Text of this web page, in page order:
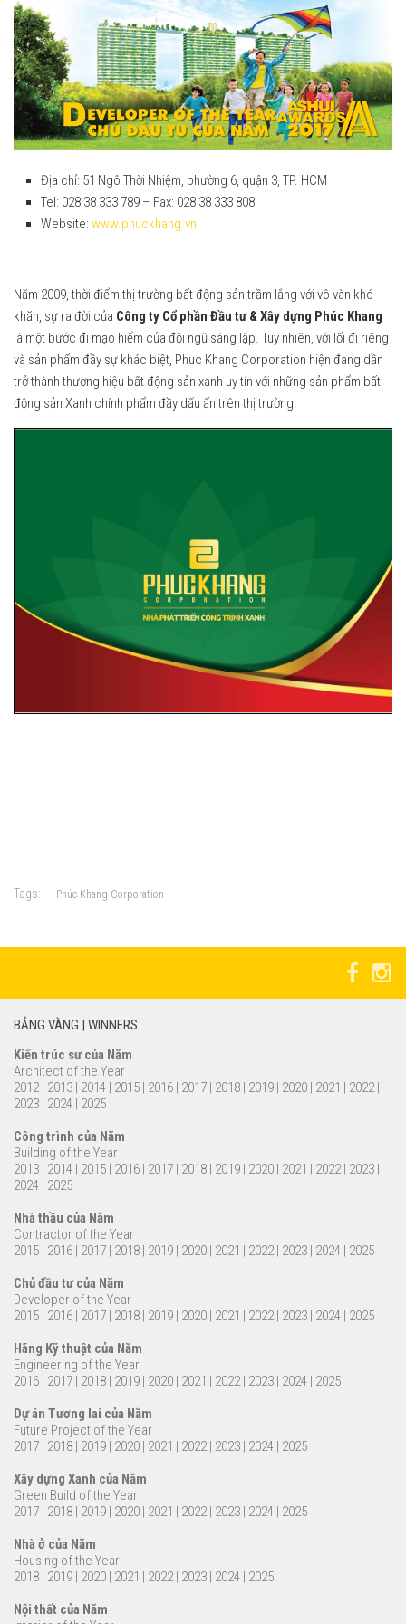
2020
2019
2018
2017
2016
2015
2014
Truyền thông
2026
2025
2024
2016
2013
2017
2018
2019
2020
2022
2023
2025
Địa chỉ: 51 Ngô Thời Nhiệm, phường 6, quận 3, TP. HCM
Tel: 028 38 333 789 – Fax: 028 38 333 808
Website: www.phuckhang.vn
Năm 2009, thời điểm thị trường bất động sản trầm lắng với vô vàn khó
khăn, sự ra đời của Công ty Cổ phần Đầu tư & Xây dựng Phúc Khang
là một bước đi mạo hiểm của đội ngũ sáng lập. Tuy nhiên, với lối đi riêng
và sản phẩm đầy sự khác biệt, Phuc Khang Corporation hiện đang dần
trở thành thương hiệu bất động sản xanh uy tín với những sản phẩm bất
động sản Xanh chính phẩm đầy dấu ấn trên thị trường.
Tags: Phúc Khang Corporation
BẢNG VÀNG | WINNERS
Kiến trúc sư của Năm
Architect of the Year
2012| 2013 | 2014 | 2015 | 2016 | 2017 | 2018 | 2019 | 2020 | 2021 | 2022|
2023 | 2024 | 2025
Công trình của Năm
Building of the Year
2013 | 2014 | 2015 | 2016 | 2017 | 2018 | 2019 | 2020 | 2021 | 2022| 2023 |
2024 | 2025
Nhà thầu của Năm
Contractor of the Year
2015 | 2016 | 2017 | 2018 | 2019 | 2020 | 2021 | 2022| 2023 | 2024 | 2025
Chủ đầu tư của Năm
Developer of the Year
2015 | 2016 | 2017 | 2018 | 2019 | 2020 | 2021 | 2022| 2023 | 2024 | 2025
Hãng Kỹ thuật của Năm
Engineering of the Year
2016 | 2017 | 2018 | 2019 | 2020 | 2021 | 2022| 2023 | 2024 | 2025
Dự án Tương lai của Năm
Future Project of the Year
2017 | 2018 | 2019 | 2020 | 2021 | 2022| 2023 | 2024 | 2025
Xây dựng Xanh của Năm
Green Build of the Year
2017 | 2018 | 2019 | 2020 | 2021 | 2022| 2023 | 2024 | 2025
Nhà ở của Năm
Housing of the Year
2018 | 2019 | 2020 | 2021 | 2022| 2023 | 2024 | 2025
Nội thất của Năm